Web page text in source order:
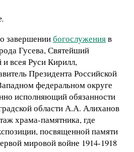
завершениибогослуженияв
Гусева, Святейший
всея Руси Кирилл,
Президента Российской
федеральном округе
исполняющий обязанности
области А.А. Алиханов
храма-памятника, где
посвященной памяти
мировой войне 1914-1918